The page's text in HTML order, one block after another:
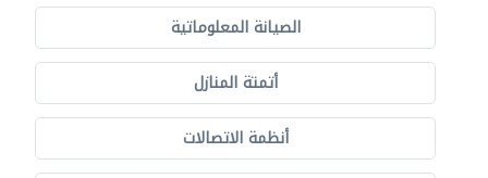
الصيانة المعلوماتية
أتمتة المنازل
أنظمة الاتصالات